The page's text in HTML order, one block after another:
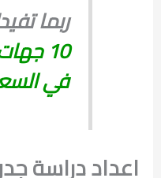
ربما
10
في
اعداد دراسة